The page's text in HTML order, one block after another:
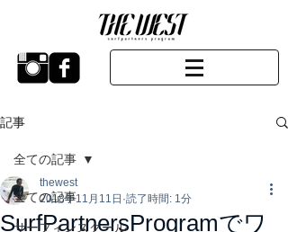
記事
全ての記事
サーフィンスクール
全ての記事
SurfPartnersProgramでワ
thewest
2018年11月11日 読了時間: 1分